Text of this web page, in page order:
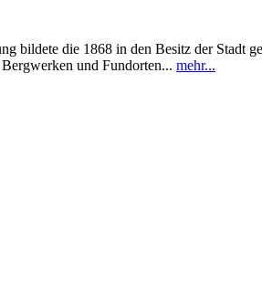
bildete die 1868 in den Besitz der Stadt
und Fundorten... mehr...